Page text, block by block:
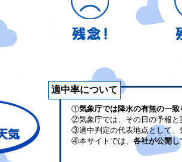
適中率について
①気象庁では降水の有無の一致
②気象庁では、その日の予報と
③適中判定の代表地点として、
④本サイトでは、 各社が公開し